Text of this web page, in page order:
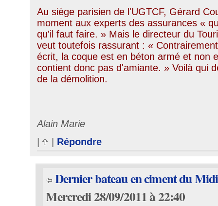
Au siège parisien de l'UGTCF, Gérard
moment aux experts des assurances «
qu'il faut faire. » Mais le directeur du
veut toutefois rassurant : «
écrit, la coque est en béton armé et non
contient donc pas d'amiante. » Voilà qui
de la démolition.
Alain Marie
|
| Répondre
Dernier bateau en ciment du Midi
Mercredi 28/09/2011 à 22:40